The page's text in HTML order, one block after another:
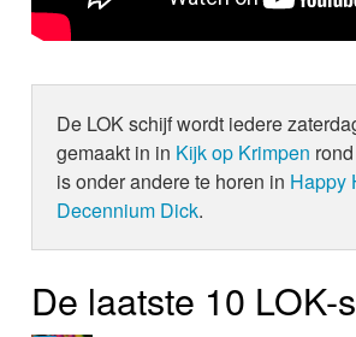
De LOK schijf wordt iedere
gemaakt in in Kijk op Krimpen
is onder andere te horen in Happy
Decennium Dick.
De laatste 10 LOK-